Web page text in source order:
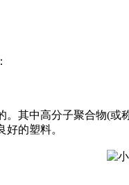
其中高分子聚合物(
的塑料。